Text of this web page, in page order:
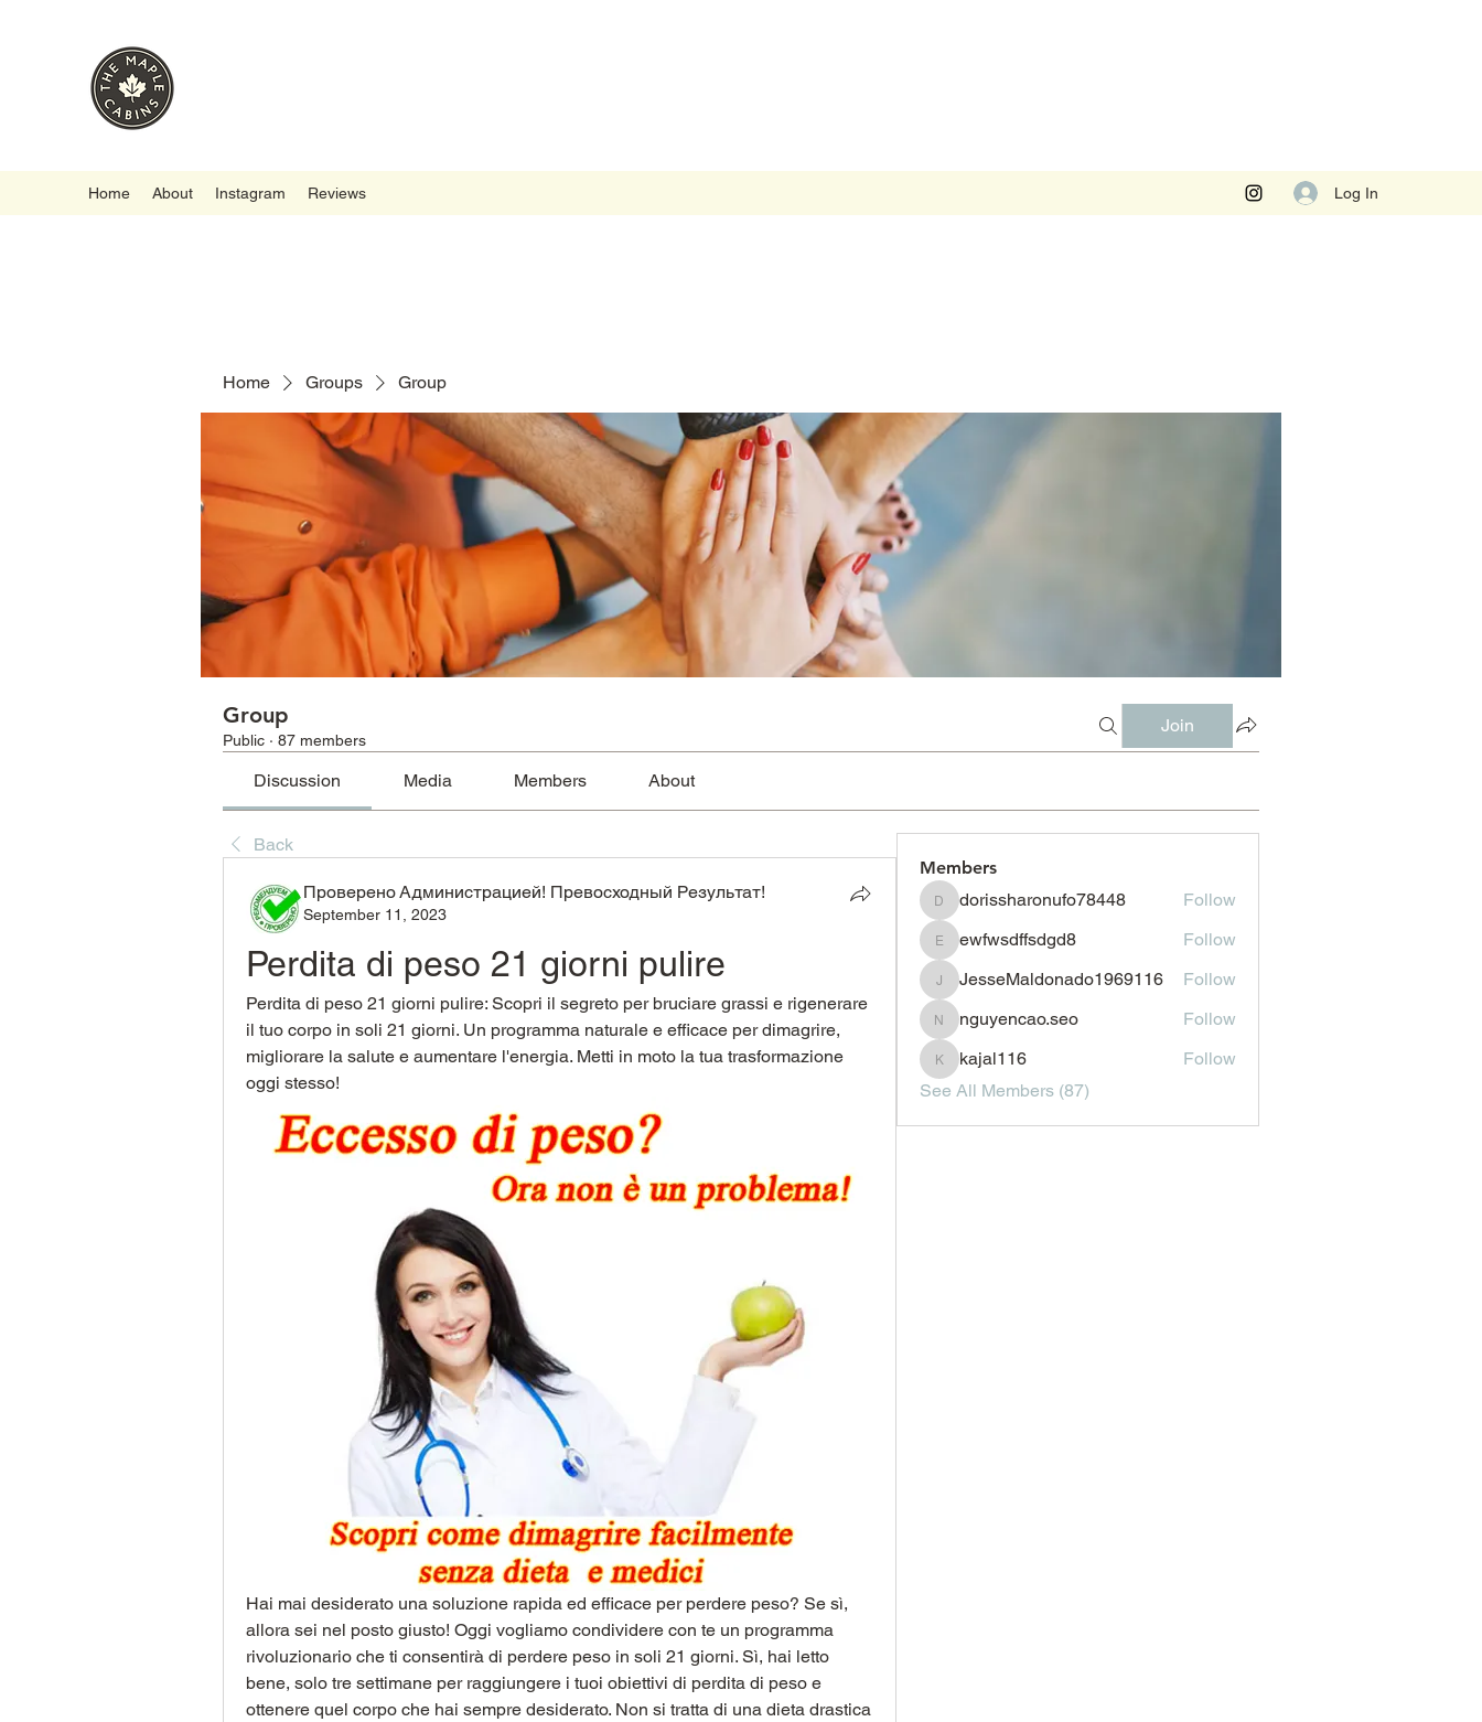
Home About Instagram Reviews Log In
Home Groups Group
Group
Public · 87 members
Join
Discussion Media Members About
Back
Проверено Администрацией! Превосходный Результат!
September 11, 2023
Perdita di peso 21 giorni pulire
Perdita di peso 21 giorni pulire: Scopri il segreto per bruciare grassi e rigenerare
il tuo corpo in soli 21 giorni. Un programma naturale e efficace per dimagrire,
migliorare la salute e aumentare l'energia. Metti in moto la tua trasformazione
oggi stesso!
Hai mai desiderato una soluzione rapida ed efficace per perdere peso? Se sì,
allora sei nel posto giusto! Oggi vogliamo condividere con te un programma
rivoluzionario che ti consentirà di perdere peso in soli 21 giorni. Sì, hai letto
bene, solo tre settimane per raggiungere i tuoi obiettivi di perdita di peso e
ottenere quel corpo che hai sempre desiderato. Non si tratta di una dieta drastica
Members
dorissharonufo78448
dorissharonufo78448 Follow
ewfwsdffsdgd8
ewfwsdffsdgd8 Follow
JesseMaldonado1969116
JesseMaldonado1969116 Follow
nguyencao.seo
nguyencao.seo Follow
kajal116
kajal116
Follow
See All Members (87)